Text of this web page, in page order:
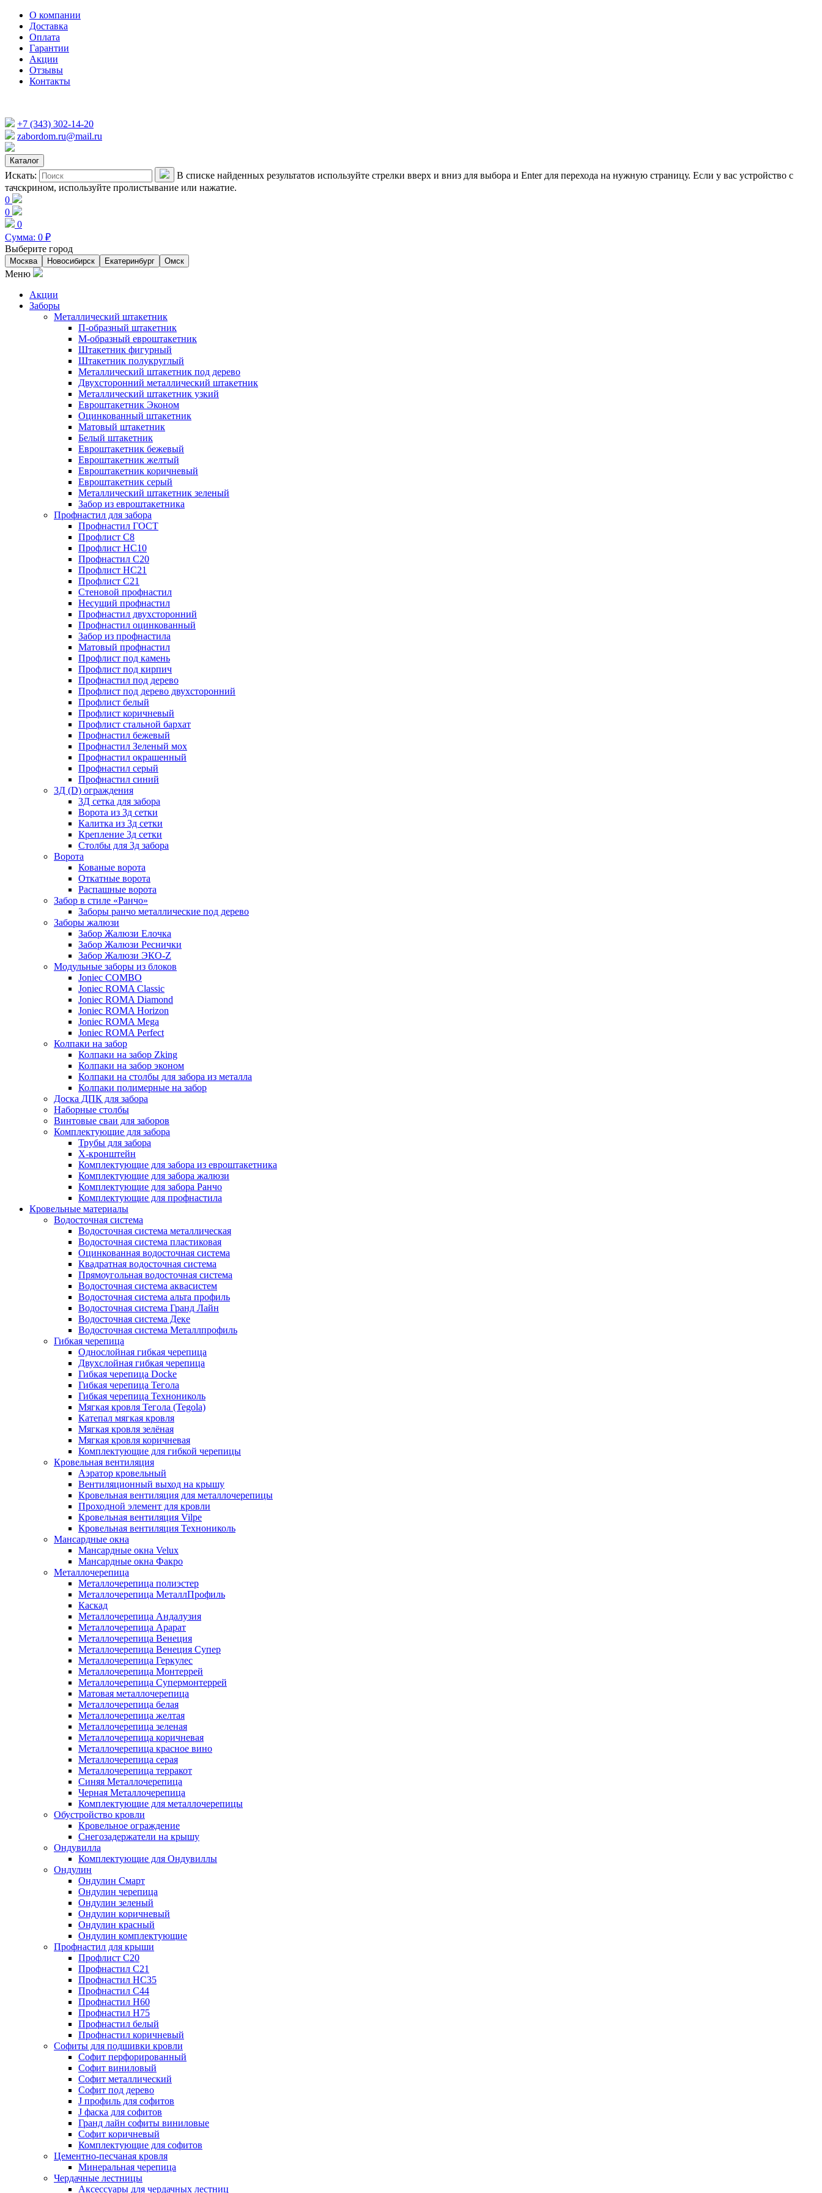
О компании
Доставка
Оплата
Гарантии
Акции
Отзывы
Контакты
+7 (343) 302-14-20
zabordom.ru@mail.ru
Каталог
Искать:
В списке найденных результатов используйте стрелки вверх и вниз для выбора и Enter для перехода на нужную страницу. Если у вас устройство с
тачскрином, используйте пролистывание или нажатие.
0
0
0
Сумма: 0 ₽
Выберите город
Москва Новосибирск Екатеринбург Омск
Меню
Акции
Заборы
Металлический штакетник
П-образный штакетник
М-образный евроштакетник
Штакетник фигурный
Штакетник полукруглый
Металлический штакетник под дерево
Двухсторонний металлический штакетник
Металлический штакетник узкий
Евроштакетник Эконом
Оцинкованный штакетник
Матовый штакетник
Белый штакетник
Евроштакетник бежевый
Евроштакетник желтый
Евроштакетник коричневый
Евроштакетник серый
Металлический штакетник зеленый
Забор из евроштакетника
Профнастил для забора
Профнастил ГОСТ
Профлист С8
Профлист НС10
Профнастил С20
Профлист НС21
Профлист С21
Стеновой профнастил
Несущий профнастил
Профнастил двухсторонний
Профнастил оцинкованный
Забор из профнастила
Матовый профнастил
Профлист под камень
Профлист под кирпич
Профнастил под дерево
Профлист под дерево двухсторонний
Профлист белый
Профлист коричневый
Профлист стальной бархат
Профнастил бежевый
Профнастил Зеленый мох
Профнастил окрашенный
Профнастил серый
Профнастил синий
3Д (D) ограждения
3Д сетка для забора
Ворота из 3д сетки
Калитка из 3д сетки
Крепление 3д сетки
Столбы для 3д забора
Ворота
Кованые ворота
Откатные ворота
Распашные ворота
Забор в стиле «Ранчо»
Заборы ранчо металлические под дерево
Заборы жалюзи
Забор Жалюзи Елочка
Забор Жалюзи Реснички
Забор Жалюзи ЭКО-Z
Модульные заборы из блоков
Joniec COMBO
Joniec ROMA Classic
Joniec ROMA Diamond
Joniec ROMA Horizon
Joniec ROMA Mega
Joniec ROMA Perfect
Колпаки на забор
Колпаки на забор Zking
Колпаки на забор эконом
Колпаки на столбы для забора из металла
Колпаки полимерные на забор
Доска ДПК для забора
Наборные столбы
Винтовые сваи для заборов
Комплектующие для забора
Трубы для забора
Х-кронштейн
Комплектующие для забора из евроштакетника
Комплектующие для забора жалюзи
Комплектующие для забора Ранчо
Комплектующие для профнастила
Кровельные материалы
Водосточная система
Водосточная система металлическая
Водосточная система пластиковая
Оцинкованная водосточная система
Квадратная водосточная система
Прямоугольная водосточная система
Водосточная система аквасистем
Водосточная система альта профиль
Водосточная система Гранд Лайн
Водосточная система Деке
Водосточная система Металлпрофиль
Гибкая черепица
Однослойная гибкая черепица
Двухслойная гибкая черепица
Гибкая черепица Docke
Гибкая черепица Тегола
Гибкая черепица Технониколь
Мягкая кровля Тегола (Tegola)
Катепал мягкая кровля
Мягкая кровля зелёная
Мягкая кровля коричневая
Комплектующие для гибкой черепицы
Кровельная вентиляция
Аэратор кровельный
Вентиляционный выход на крышу
Кровельная вентиляция для металлочерепицы
Проходной элемент для кровли
Кровельная вентиляция Vilpe
Кровельная вентиляция Технониколь
Мансардные окна
Мансардные окна Velux
Мансардные окна Факро
Металлочерепица
Металлочерепица полиэстер
Металлочерепица МеталлПрофиль
Каскад
Металлочерепица Андалузия
Металлочерепица Арарат
Металлочерепица Венеция
Металлочерепица Венеция Супер
Металлочерепица Геркулес
Металлочерепица Монтеррей
Металлочерепица Супермонтеррей
Матовая металлочерепица
Металлочерепица белая
Металлочерепица желтая
Металлочерепица зеленая
Металлочерепица коричневая
Металлочерепица красное вино
Металлочерепица серая
Металлочерепица терракот
Синяя Металлочерепица
Черная Металлочерепица
Комплектующие для металлочерепицы
Обустройство кровли
Кровельное ограждение
Снегозадержатели на крышу
Ондувилла
Комплектующие для Ондувиллы
Ондулин
Ондулин Смарт
Ондулин черепица
Ондулин зеленый
Ондулин коричневый
Ондулин красный
Ондулин комплектующие
Профнастил для крыши
Профлист С20
Профнастил С21
Профнастил НС35
Профнастил С44
Профнастил Н60
Профнастил Н75
Профнастил белый
Профнастил коричневый
Софиты для подшивки кровли
Cофит перфорированный
Софит виниловый
Софит металлический
Софит под дерево
J профиль для софитов
J фаска для софитов
Гранд лайн софиты виниловые
Софит коричневый
Комплектующие для софитов
Цементно-песчаная кровля
Минеральная черепица
Чердачные лестницы
Аксессуары для чердачных лестниц